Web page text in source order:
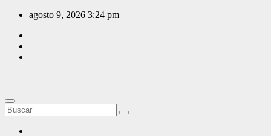
Saltar
contenido
agosto 9, 2026 3:24 pm